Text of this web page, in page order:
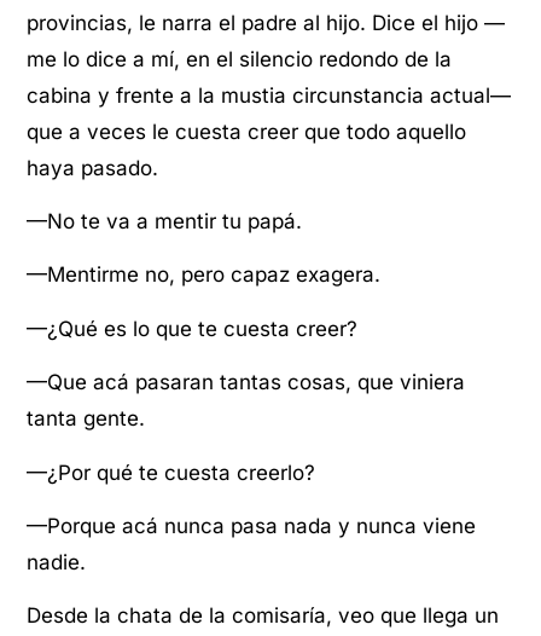
provincias, le narra el padre al hijo. Dice el hijo —
me lo dice a mí, en el silencio redondo de la
cabina y frente a la mustia circunstancia actual—
que a veces le cuesta creer que todo aquello
haya pasado.
—No te va a mentir tu papá.
—Mentirme no, pero capaz exagera.
—¿Qué es lo que te cuesta creer?
—Que acá pasaran tantas cosas, que viniera
tanta gente.
—¿Por qué te cuesta creerlo?
—Porque acá nunca pasa nada y nunca viene
nadie.
Desde la chata de la comisaría, veo que llega un